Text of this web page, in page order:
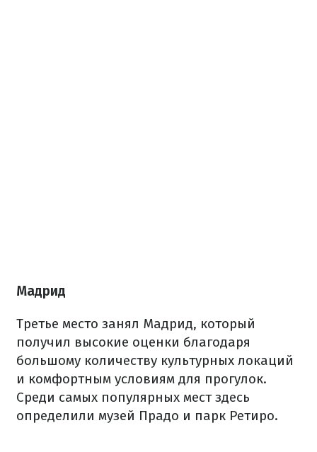
Мадрид
Третье место занял Мадрид, который
получил высокие оценки благодаря
большому количеству культурных локаций
и комфортным условиям для прогулок.
Среди самых популярных мест здесь
определили музей Прадо и парк Ретиро.